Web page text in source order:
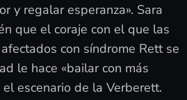
y regalar esperanza». Sara
que el coraje con el que las
con síndrome Rett se
le hace «bailar con más
escenario de la Verberett.